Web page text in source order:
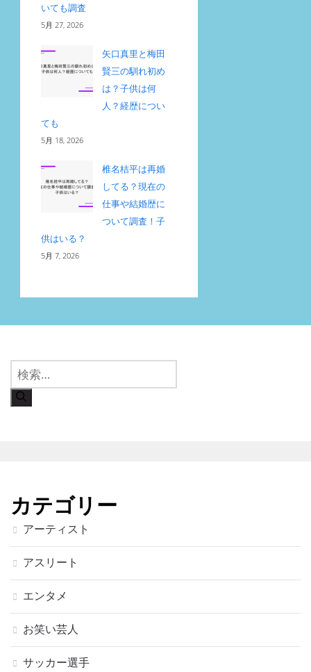
いても調査
5月 27, 2026
矢口真里と梅田
賢三の馴れ初め
は？子供は何
人？経歴につい
ても
5月 18, 2026
椎名桔平は再婚
してる？現在の
仕事や結婚歴に
ついて調査！子
供はいる？
5月 7, 2026
検
索:
カテゴリー
アーティスト
アスリート
エンタメ
お笑い芸人
サッカー選手